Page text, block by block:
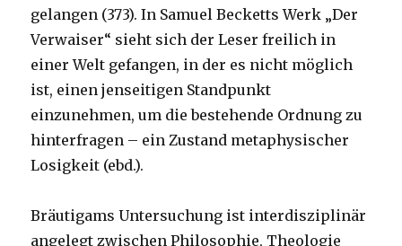
gelangen (373). In Samuel Becketts Werk „Der
Verwaiser“ sieht sich der Leser freilich in
einer Welt gefangen, in der es nicht möglich
ist, einen jenseitigen Standpunkt
einzunehmen, um die bestehende Ordnung zu
hinterfragen – ein Zustand metaphysischer
Losigkeit (ebd.).
Bräutigams Untersuchung ist interdisziplinär
angelegt zwischen Philosophie, Theologie